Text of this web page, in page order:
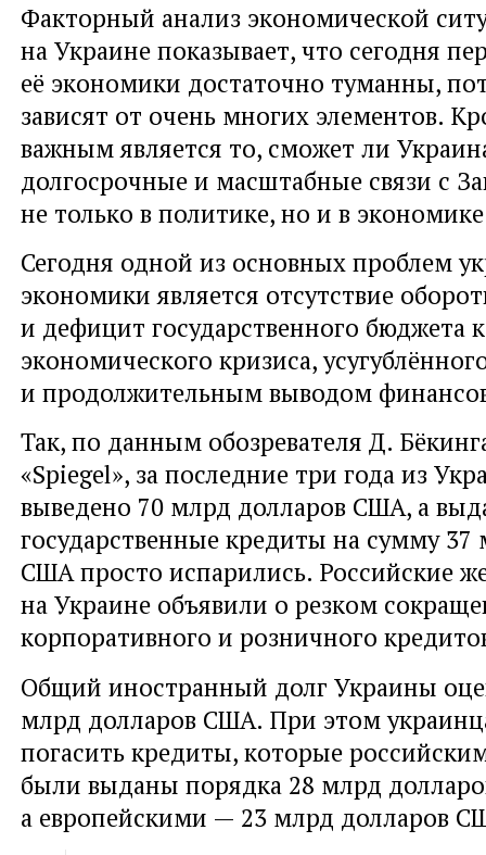
Факторный анализ экономической
на Украине показывает, что сегодня
её экономики достаточно туманны,
зависят от очень многих элементов.
важным является то, сможет ли
долгосрочные и масштабные связи с
не только в политике, но и в
Сегодня одной из основных проблем
экономики является отсутствие
и дефицит государственного бюджета
экономического кризиса,
и продолжительным выводом
Так, по данным обозревателя Д.
«Spiegel», за последние три года из
выведено 70 млрд долларов США, а
государственные кредиты на сумму 37
США просто испарились. Российские
на Украине объявили о резком
корпоративного и розничного
Общий иностранный долг Украины
млрд долларов США. При этом
погасить кредиты, которые
были выданы порядка 28 млрд
а европейскими — 23 млрд долларов